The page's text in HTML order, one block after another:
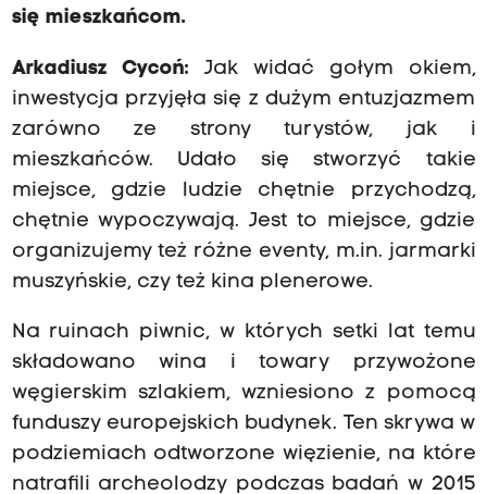
się mieszkańcom.
Arkadiusz Cycoń: Jak widać gołym okiem,
inwestycja przyjęła się z dużym entuzjazmem
zarówno ze strony turystów, jak i
mieszkańców. Udało się stworzyć takie
miejsce, gdzie ludzie chętnie przychodzą,
chętnie wypoczywają. Jest to miejsce, gdzie
organizujemy też różne eventy, m.in. jarmarki
muszyńskie, czy też kina plenerowe.
Na ruinach piwnic, w których setki lat temu
składowano wina i towary przywożone
węgierskim szlakiem, wzniesiono z pomocą
funduszy europejskich budynek. Ten skrywa w
podziemiach odtworzone więzienie, na które
natrafili archeolodzy podczas badań w 2015